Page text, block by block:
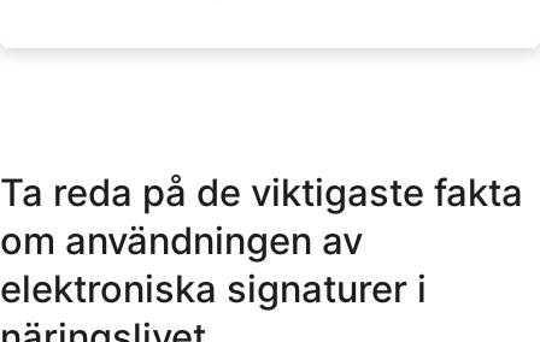
Ta reda på de viktigaste fakta
om användningen av
elektroniska signaturer i